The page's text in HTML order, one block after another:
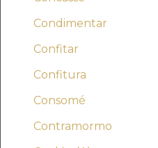
Condimentar
Confitar
Confitura
Consomé
Contramormo